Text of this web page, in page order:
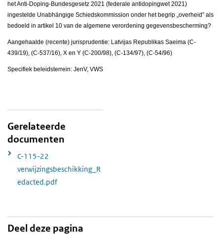
het Anti-Doping-Bundesgesetz 2021 (federale antidopingwet 2021)
ingestelde Unabhängige Schiedskommission onder het begrip „overheid” als
bedoeld in artikel 10 van de algemene verordening gegevensbescherming?
Aangehaalde (recente) jurisprudentie: Latvijas Republikas Saeima (C-
439/19), (C-537/16), X en Y (C-200/98), (C-134/97), (C-54/96)
Specifiek beleidsterrein: JenV, VWS
Gerelateerde
documenten
C-115-22
verwijzingsbeschikking_R
edacted.pdf
Deel deze pagina